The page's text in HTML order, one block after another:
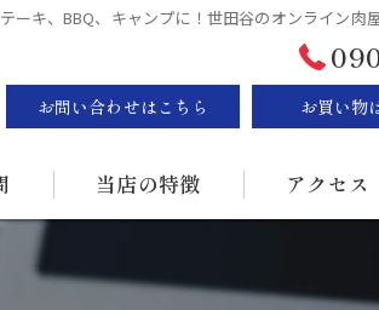
ーキ、BBQ、キャンプに！世田谷のオンライン肉
お問い合わせはこちら お買い物
当店の特徴
ステーキ
アクセス